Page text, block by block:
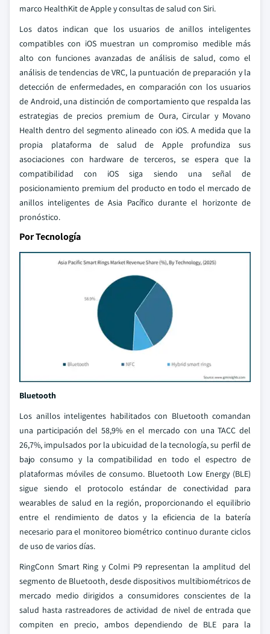
marco HealthKit de Apple y consultas de salud con Siri.
Los datos indican que los usuarios de anillos inteligentes
compatibles con iOS muestran un compromiso medible más
alto con funciones avanzadas de análisis de salud, como el
análisis de tendencias de VRC, la puntuación de preparación y la
detección de enfermedades, en comparación con los usuarios
de Android, una distinción de comportamiento que respalda las
estrategias de precios premium de Oura, Circular y Movano
Health dentro del segmento alineado con iOS. A medida que la
propia plataforma de salud de Apple profundiza sus
asociaciones con hardware de terceros, se espera que la
compatibilidad con iOS siga siendo una señal de
posicionamiento premium del producto en todo el mercado de
anillos inteligentes de Asia Pacífico durante el horizonte de
pronóstico.
Por Tecnología
Bluetooth
Los anillos inteligentes habilitados con Bluetooth comandan
una participación del 58,9% en el mercado con una TACC del
26,7%, impulsados por la ubicuidad de la tecnología, su perfil de
bajo consumo y la compatibilidad en todo el espectro de
plataformas móviles de consumo. Bluetooth Low Energy (BLE)
sigue siendo el protocolo estándar de conectividad para
wearables de salud en la región, proporcionando el equilibrio
entre el rendimiento de datos y la eficiencia de la batería
necesario para el monitoreo biométrico continuo durante ciclos
de uso de varios días.
RingConn Smart Ring y Colmi P9 representan la amplitud del
segmento de Bluetooth, desde dispositivos multibiométricos de
mercado medio dirigidos a consumidores conscientes de la
salud hasta rastreadores de actividad de nivel de entrada que
compiten en precio, ambos dependiendo de BLE para la